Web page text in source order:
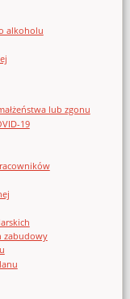
alkoholu
lub zgonu
19
zabudowy